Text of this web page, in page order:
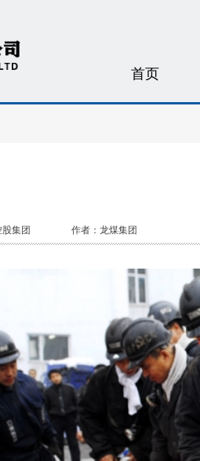
首页
集团 作者：龙煤集团